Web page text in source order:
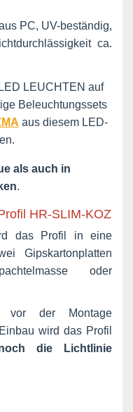
PC, UV-beständig,
ca.
LEUCHTEN auf
Beleuchtungssets
aus diesem LED-
als auch in
.
HR-SLIM-KOZ
das Profil in eine
Gipskartonplatten
oder
vor der Montage
wird das Profil
die Lichtlinie